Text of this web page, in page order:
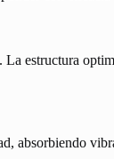
estructura
absorbiendo